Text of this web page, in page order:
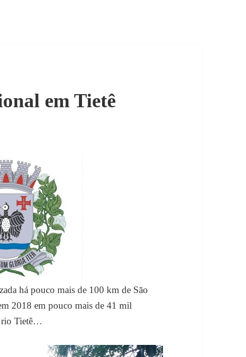
em Tietê
há pouco mais de 100 km de São
2018 em pouco mais de 41 mil
rio Tietê…